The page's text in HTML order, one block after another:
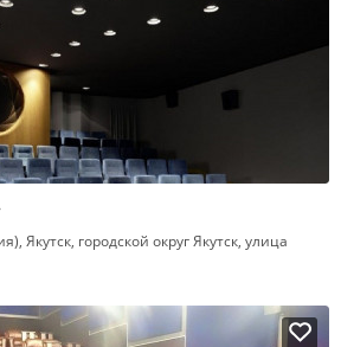
Якутск, городской округ Якутск, улица